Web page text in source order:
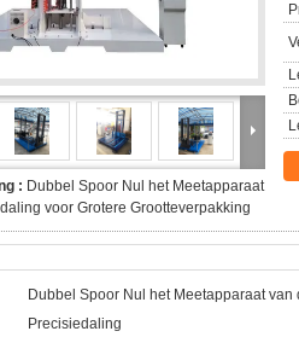
: Dubbel Spoor Nul het Meetapparaat
voor Grotere Grootteverpakking
Dubbel Spoor Nul het Meetapparaat van
Precisiedaling